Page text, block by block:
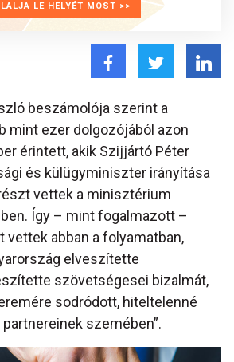
LE HELYÉT MOST >>
beszámolója szerint a
mint ezer dolgozójából azon
érintett, akik Szijjártó Péter
és külügyminiszter irányítása
vettek a minisztérium
Így – mint fogalmazott –
vettek abban a folyamatban,
elveszítette
szövetségesei bizalmát,
sodródott, hiteltelenné
szemében”.